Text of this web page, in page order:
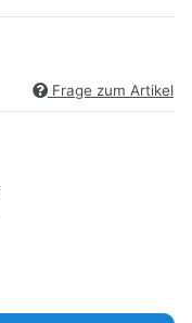
Frage zum Artikel